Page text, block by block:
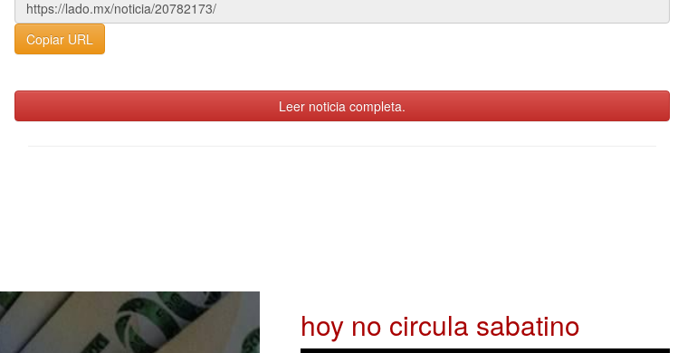
Copiar URL
Leer noticia completa.
hoy no circula sabatino